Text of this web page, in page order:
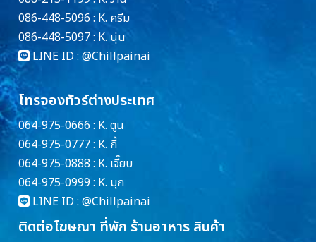
086-448-5096 : K. ครีม
086-448-5097 : K. นุ่น
LINE ID : @Chillpainai
โทรจองทัวร์ต่างประเทศ
064-975-0666 : K. ตูน
064-975-0777 : K. กี้
064-975-0888 : K. เจี๊ยบ
064-975-0999 : K. มุก
LINE ID : @Chillpainai
ติดต่อโฆษณา ที่พัก ร้านอาหาร สินค้า